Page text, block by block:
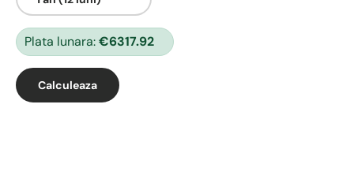
Plata lunara:€6317.92
Calculeaza